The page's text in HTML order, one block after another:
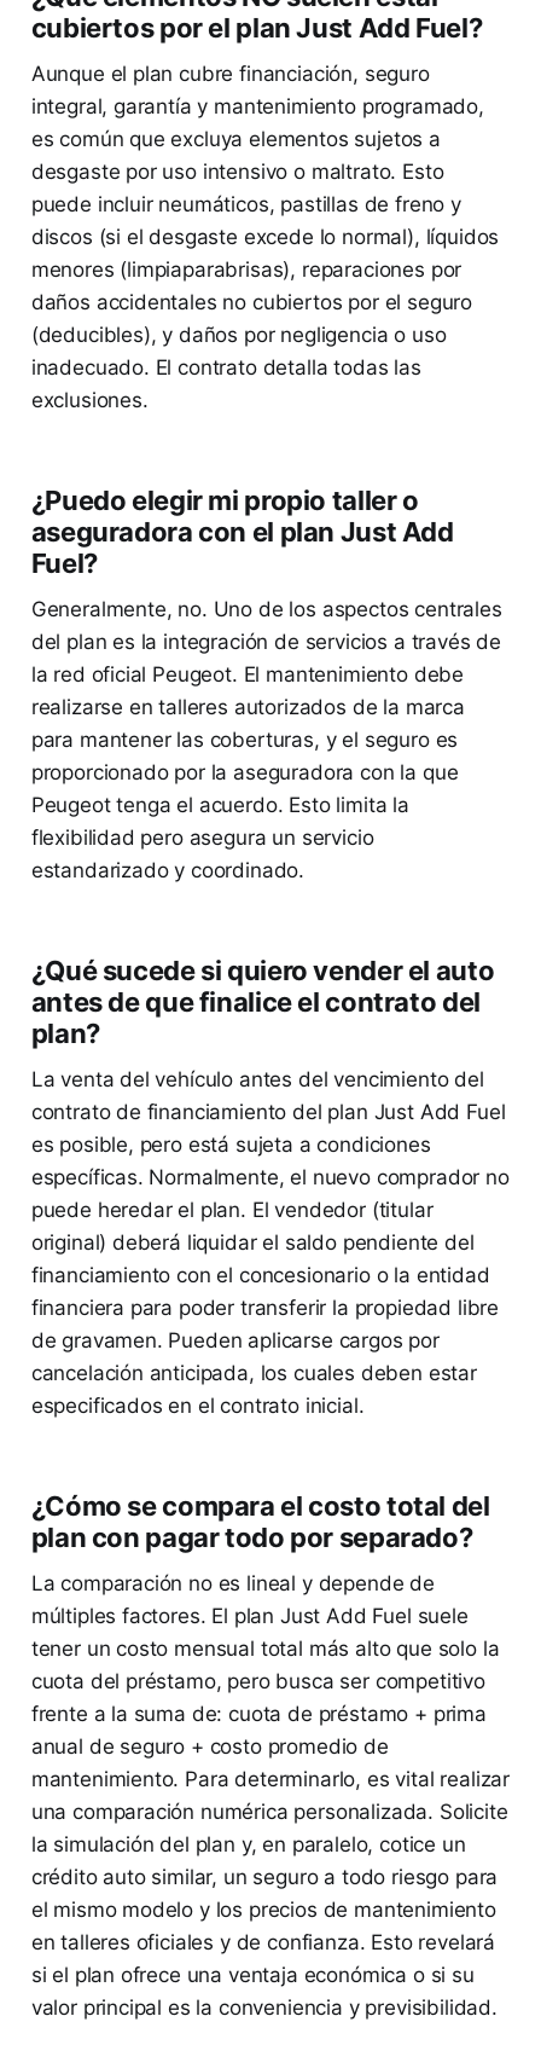
cubiertos por el plan Just Add Fuel?
Aunque el plan cubre financiación, seguro
integral, garantía y mantenimiento programado,
es común que excluya elementos sujetos a
desgaste por uso intensivo o maltrato. Esto
puede incluir neumáticos, pastillas de freno y
discos (si el desgaste excede lo normal), líquidos
menores (limpiaparabrisas), reparaciones por
daños accidentales no cubiertos por el seguro
(deducibles), y daños por negligencia o uso
inadecuado. El contrato detalla todas las
exclusiones.
¿Puedo elegir mi propio taller o
aseguradora con el plan Just Add
Fuel?
Generalmente, no. Uno de los aspectos centrales
del plan es la integración de servicios a través de
la red oficial Peugeot. El mantenimiento debe
realizarse en talleres autorizados de la marca
para mantener las coberturas, y el seguro es
proporcionado por la aseguradora con la que
Peugeot tenga el acuerdo. Esto limita la
flexibilidad pero asegura un servicio
estandarizado y coordinado.
¿Qué sucede si quiero vender el auto
antes de que finalice el contrato del
plan?
La venta del vehículo antes del vencimiento del
contrato de financiamiento del plan Just Add Fuel
es posible, pero está sujeta a condiciones
específicas. Normalmente, el nuevo comprador no
puede heredar el plan. El vendedor (titular
original) deberá liquidar el saldo pendiente del
financiamiento con el concesionario o la entidad
financiera para poder transferir la propiedad libre
de gravamen. Pueden aplicarse cargos por
cancelación anticipada, los cuales deben estar
especificados en el contrato inicial.
¿Cómo se compara el costo total del
plan con pagar todo por separado?
La comparación no es lineal y depende de
múltiples factores. El plan Just Add Fuel suele
tener un costo mensual total más alto que solo la
cuota del préstamo, pero busca ser competitivo
frente a la suma de: cuota de préstamo + prima
anual de seguro + costo promedio de
mantenimiento. Para determinarlo, es vital realizar
una comparación numérica personalizada. Solicite
la simulación del plan y, en paralelo, cotice un
crédito auto similar, un seguro a todo riesgo para
el mismo modelo y los precios de mantenimiento
en talleres oficiales y de confianza. Esto revelará
si el plan ofrece una ventaja económica o si su
valor principal es la conveniencia y previsibilidad.